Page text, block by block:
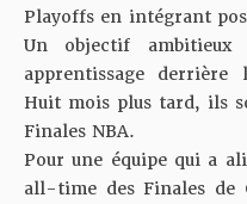
Playoffs en intégrant
Un objectif
apprentissage derrière
Huit mois plus tard, ils
Finales NBA.
Pour une équipe qui a
all-time des Finales de